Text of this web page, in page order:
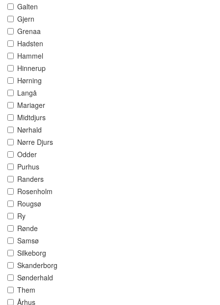
Galten
Gjern
Grenaa
Hadsten
Hammel
Hinnerup
Hørning
Langå
Mariager
Midtdjurs
Nørhald
Nørre Djurs
Odder
Purhus
Randers
Rosenholm
Rougsø
Ry
Rønde
Samsø
Silkeborg
Skanderborg
Sønderhald
Them
Århus